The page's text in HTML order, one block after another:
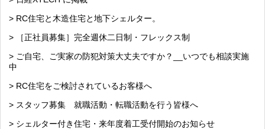
> RC住宅と木造住宅と地下シェルター。
> ［正社員募集］完全週休二日制・フレックス制
> ご自宅、ご実家の防犯対策大丈夫ですか？__いつでも相談実施
中
> RC住宅をご検討されているお客様へ
> スタッフ募集 就職活動・転職活動を行う皆様へ
> シェルター付き住宅・来年度着工受付開始のお知らせ